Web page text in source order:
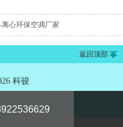
心环保空调厂家
返回顶部
科骏